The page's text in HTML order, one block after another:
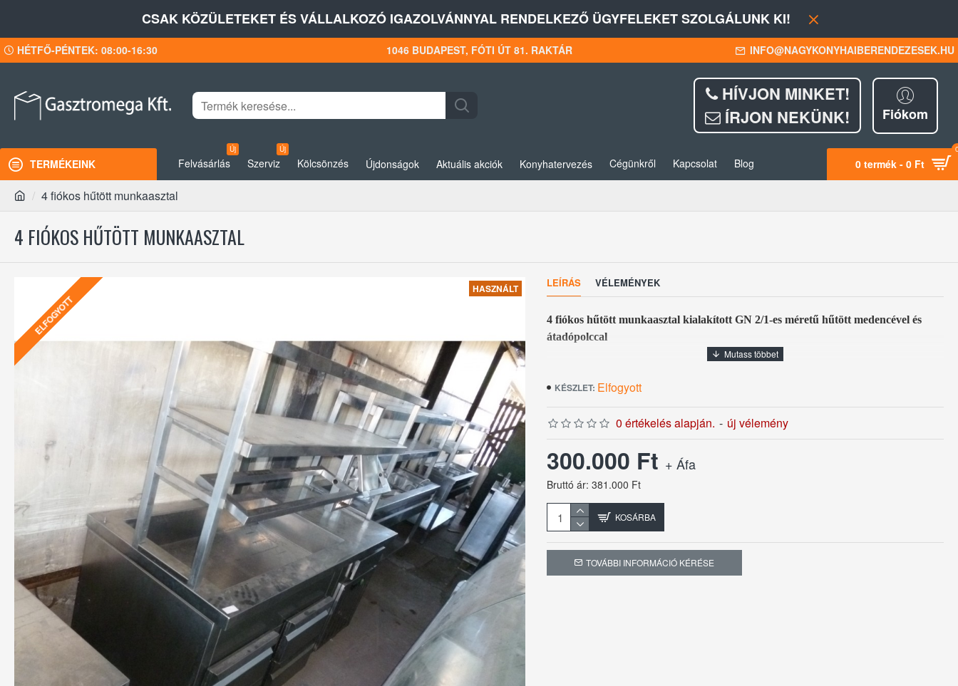
CSAK KÖZÜLETEKET ÉS VÁLLALKOZÓ IGAZOLVÁNNYAL RENDELKEZŐ ÜGYFELEKET SZOLGÁLUNK KI!
HÉTFŐ-PÉNTEK: 08:00-16:30 1046 BUDAPEST, FÓTI ÚT 81. RAKTÁR INFO@NAGYKONYHAIBERENDEZESEK.HU
HÍVJON MINKET!
ÍRJON NEKÜNK!
Fiókom
TERMÉKEINK Felvásárlás
Új
Szerviz
Új
Kölcsönzés Újdonságok Aktuális akciók Konyhatervezés Cégünkről Kapcsolat Blog 0 termék - 0 Ft
4 fiókos hűtött munkaasztal
4 FIÓKOS HŰTÖTT MUNKAASZTAL
HASZNÁLT
ELFOGYOTT
LEÍRÁS VÉLEMÉNYEK
4 fiókos hűtött munkaasztal kialakított GN 2/1-es méretű hűtött medencével és
átadópolccal
Méretek: 160 x 70 x 85 cm
KÉSZLET: Elfogyott
0 értékelés alapján. - új vélemény
300.000 Ft + Áfa
Bruttó ár: 381.000 Ft
KOSÁRBA
TOVÁBBI INFORMÁCIÓ KÉRÉSE